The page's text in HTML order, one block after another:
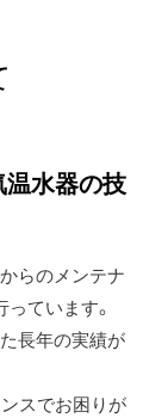
温水器の技
らのメンテナ
ています。
長年の実績が
スでお困りが